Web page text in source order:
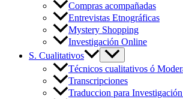
Compras acompañadas
Entrevistas Etnográficas
Mystery Shopping
Investigación Online
S. Cualitativos
Técnicos cualitativos ó
Transcripciones
Traduccion para